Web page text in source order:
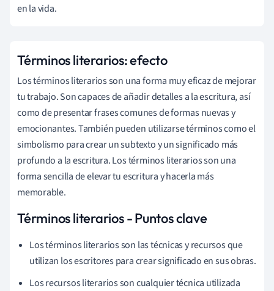
en la vida.
Términos literarios: efecto
Los términos literarios son una forma muy eficaz de mejorar
tu trabajo. Son capaces de añadir detalles a la escritura, así
como de presentar frases comunes de formas nuevas y
emocionantes. También pueden utilizarse términos como el
simbolismo para crear un subtexto y un significado más
profundo a la escritura. Los términos literarios son una
forma sencilla de elevar tu escritura y hacerla más
memorable.
Términos literarios - Puntos clave
Los términos literarios son las técnicas y recursos que
utilizan los escritores para crear significado en sus obras.
Los recursos literarios son cualquier técnica utilizada